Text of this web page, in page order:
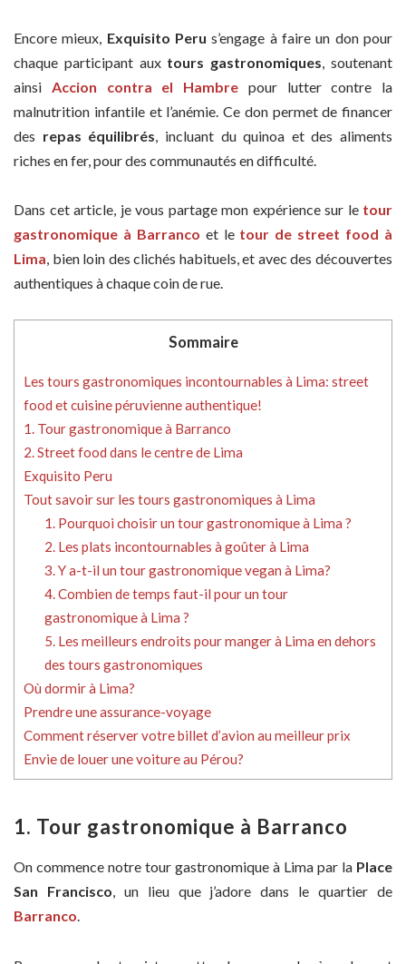
Encore mieux, Exquisito Peru s’engage à faire un don pour
chaque participant aux tours gastronomiques , soutenant
ainsi Accion contra el Hambre pour lutter contre la
malnutrition infantile et l’anémie. Ce don permet de financer
des repas équilibrés , incluant du quinoa et des aliments
riches en fer, pour des communautés en difficulté.
Dans cet article, je vous partage mon expérience sur le tour
gastronomique à Barranco et le tour de street food à
Lima, bien loin des clichés habituels, et avec des découvertes
authentiques à chaque coin de rue.
Sommaire
Les tours gastronomiques incontournables à Lima: street
food et cuisine péruvienne authentique!
1. Tour gastronomique à Barranco
2. Street food dans le centre de Lima
Exquisito Peru
Tout savoir sur les tours gastronomiques à Lima
1. Pourquoi choisir un tour gastronomique à Lima ?
2. Les plats incontournables à goûter à Lima
3. Y a-t-il un tour gastronomique vegan à Lima?
4. Combien de temps faut-il pour un tour
gastronomique à Lima ?
5. Les meilleurs endroits pour manger à Lima en dehors
des tours gastronomiques
Où dormir à Lima?
Prendre une assurance-voyage
Comment réserver votre billet d’avion au meilleur prix
Envie de louer une voiture au Pérou?
1. Tour gastronomique à Barranco
On commence notre tour gastronomique à Lima par la Place
San Francisco, un lieu que j’adore dans le quartier de
Barranco.